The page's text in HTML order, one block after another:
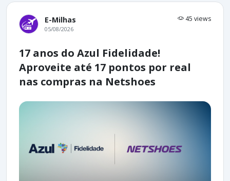
E-Milhas 45 views
05/08/2026
17 anos do Azul Fidelidade!
Aproveite até 17 pontos por real
nas compras na Netshoes